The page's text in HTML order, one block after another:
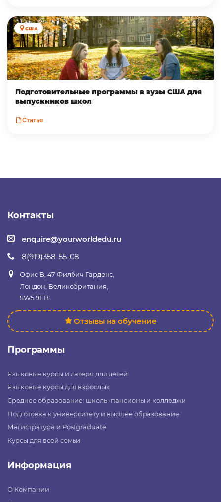
США
Подготовительные программы в вузы США для
выпускников школ
Статья
Контакты
enquire@yourworldedu.ru
8(919)358-55-08
Офис B, 47 Филбич Гарденс,
Лондон, Великобритания,
SW5 9EB
Отзывы на обучение
Программы
Языковые курсы и лагеря для детей
Языковые курсы для взрослых
Среднее образование: школы-пансионы и колледжи
Подготовка к университету и высшее образование
Магистратура и Postgraduate
Курсы для всей семьи
Информация
О Компании